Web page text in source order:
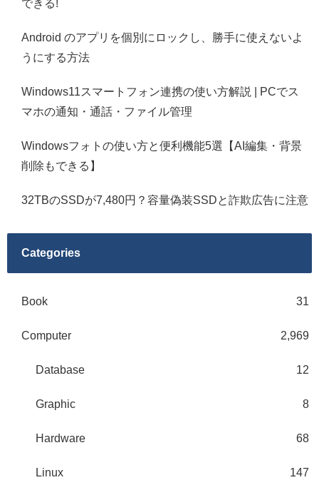
できる!
Android のアプリを個別にロックし、勝手に使えないよ
うにする方法
Windows11スマートフォン連携の使い方解説 | PCでス
マホの通知・通話・ファイル管理
Windowsフォトの使い方と便利機能5選【AI編集・背景
削除もできる】
32TBのSSDが7,480円？容量偽装SSDと詐欺広告に注意
Categories
Book 31
Computer 2,969
Database 12
Graphic 8
Hardware 68
Linux 147